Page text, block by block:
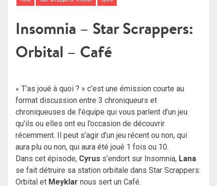
Insomnia – Star Scrappers:
Orbital – Café
« T’as joué à quoi ? » c’est une émission courte au
format discussion entre 3 chroniqueurs et
chroniqueuses de l’équipe qui vous parlent d’un jeu
qu’ils ou elles ont eu l’occasion de découvrir
récemment. Il peut s’agir d’un jeu récent ou non, qui
aura plu ou non, qui aura été joué 1 fois ou 10.
Dans cet épisode, Cyrus s’endort sur Insomnia, Lana
se fait détruire sa station orbitale dans Star Scrappers:
Orbital et Meyklar nous sert un Café.